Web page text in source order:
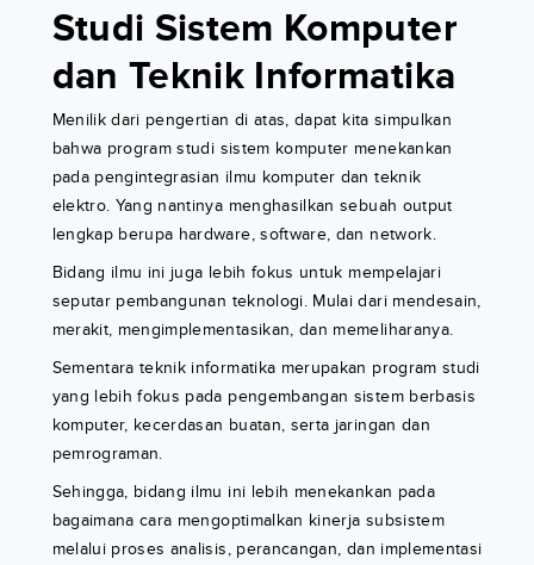
Studi Sistem Komputer
dan Teknik Informatika
Menilik dari pengertian di atas, dapat kita simpulkan
bahwa program studi sistem komputer menekankan
pada pengintegrasian ilmu komputer dan teknik
elektro. Yang nantinya menghasilkan sebuah output
lengkap berupa hardware, software, dan network.
Bidang ilmu ini juga lebih fokus untuk mempelajari
seputar pembangunan teknologi. Mulai dari mendesain,
merakit, mengimplementasikan, dan memeliharanya.
Sementara teknik informatika merupakan program studi
yang lebih fokus pada pengembangan sistem berbasis
komputer, kecerdasan buatan, serta jaringan dan
pemrograman.
Sehingga, bidang ilmu ini lebih menekankan pada
bagaimana cara mengoptimalkan kinerja subsistem
melalui proses analisis, perancangan, dan implementasi